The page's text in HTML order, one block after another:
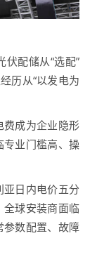
配储从“选配”
历从“以发电为
成为企业隐形
专业门槛高、操
日内电价五分
全球安装商面临
参数配置、故障